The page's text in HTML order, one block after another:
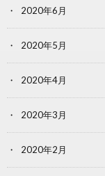
2020年6月
2020年5月
2020年4月
2020年3月
2020年2月